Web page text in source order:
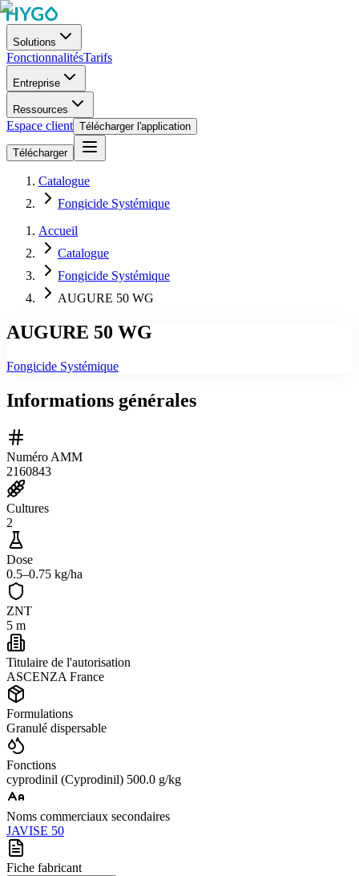
Solutions
FonctionnalitésTarifs
Entreprise
Ressources
Espace client Télécharger l'application
Télécharger
Catalogue
Fongicide Systémique
Accueil
Catalogue
Fongicide Systémique
AUGURE 50 WG
AUGURE 50 WG
Fongicide Systémique
Informations générales
Numéro AMM
2160843
Cultures
2
Dose
0.5–0.75 kg/ha
ZNT
5 m
Titulaire de l'autorisation
ASCENZA France
Formulations
Granulé dispersable
Fonctions
cyprodinil (Cyprodinil) 500.0 g/kg
Noms commerciaux secondaires
JAVISE 50
Fiche fabricant